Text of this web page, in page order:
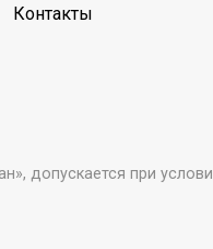
Контакты
допускается при